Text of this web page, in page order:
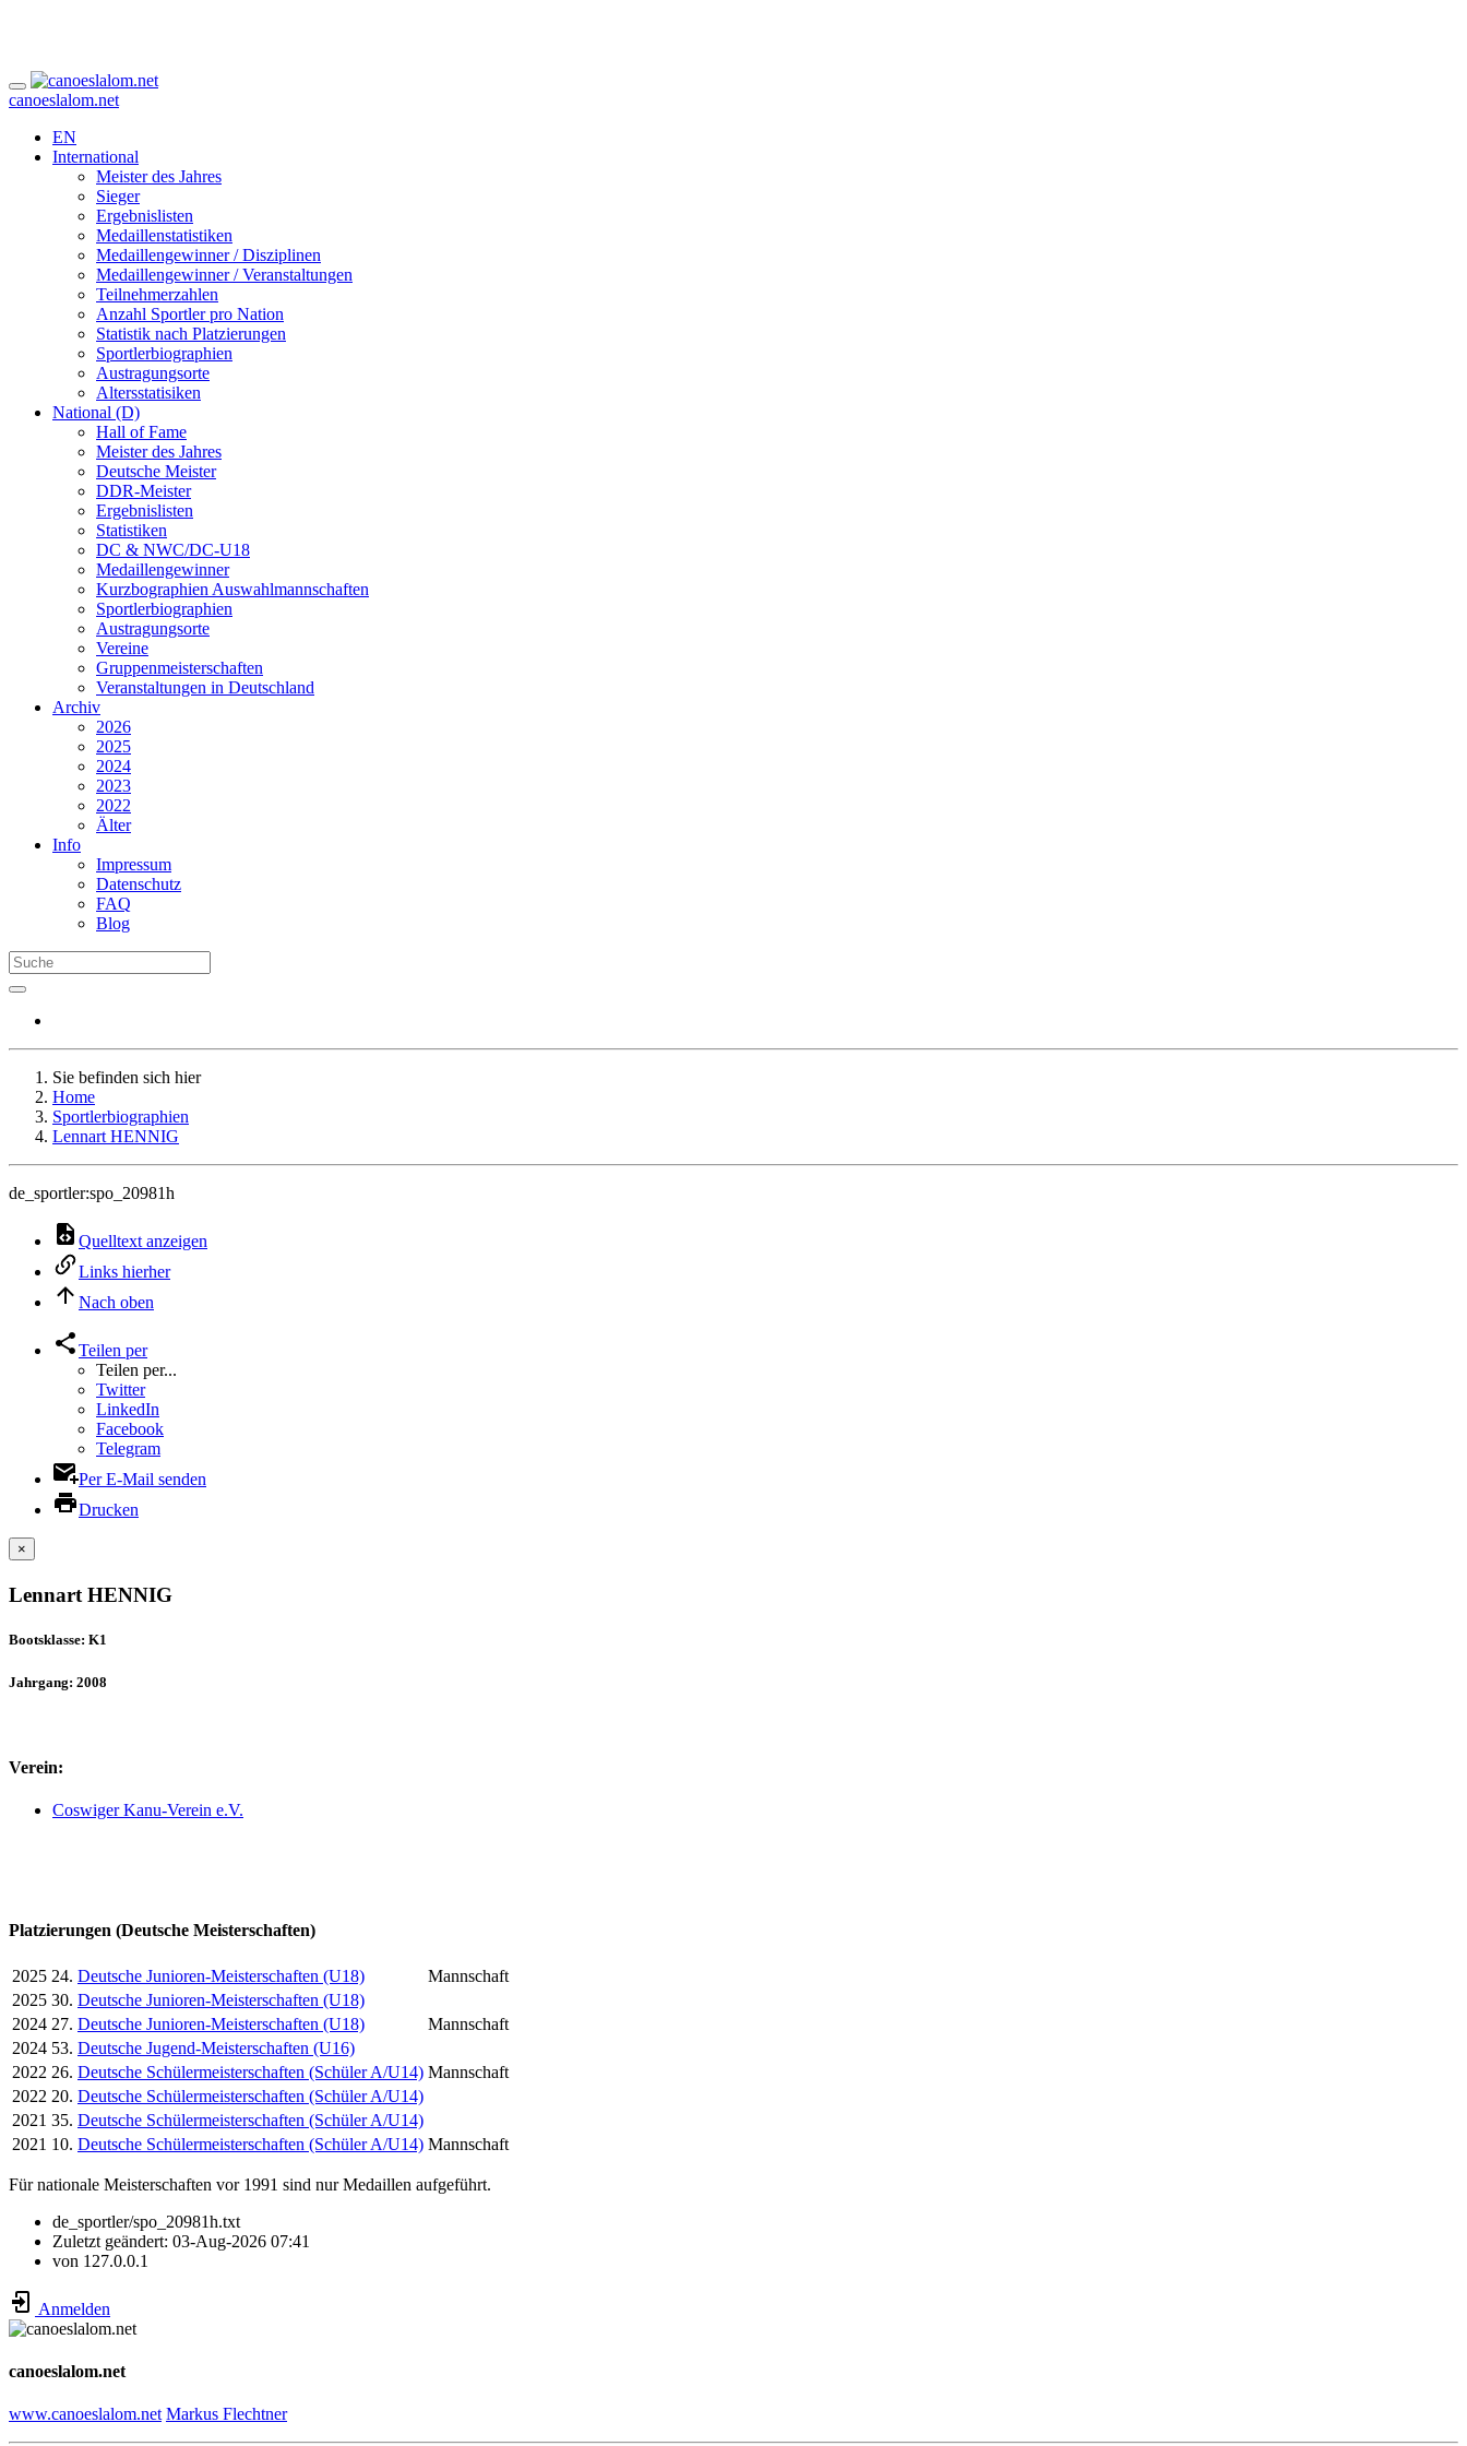
canoeslalom.net
EN
International
Meister des Jahres
Sieger
Ergebnislisten
Medaillenstatistiken
Medaillengewinner / Disziplinen
Medaillengewinner / Veranstaltungen
Teilnehmerzahlen
Anzahl Sportler pro Nation
Statistik nach Platzierungen
Sportlerbiographien
Austragungsorte
Altersstatisiken
National (D)
Hall of Fame
Meister des Jahres
Deutsche Meister
DDR-Meister
Ergebnislisten
Statistiken
DC & NWC/DC-U18
Medaillengewinner
Kurzbographien Auswahlmannschaften
Sportlerbiographien
Austragungsorte
Vereine
Gruppenmeisterschaften
Veranstaltungen in Deutschland
Archiv
2026
2025
2024
2023
2022
Älter
Info
Impressum
Datenschutz
FAQ
Blog
Sie befinden sich hier
Home
Sportlerbiographien
Lennart HENNIG
de_sportler:spo_20981h
Quelltext anzeigen
Links hierher
Nach oben
Teilen per
Teilen per...
Twitter
LinkedIn
Facebook
Telegram
Per E-Mail senden
Drucken
×
Lennart HENNIG
Bootsklasse: K1
Jahrgang: 2008
Verein:
Coswiger Kanu-Verein e.V.
Platzierungen (Deutsche Meisterschaften)
2025 24. Deutsche Junioren-Meisterschaften (U18)
Mannschaft
2025 30. Deutsche Junioren-Meisterschaften (U18)
2024 27. Deutsche Junioren-Meisterschaften (U18)
Mannschaft
2024 53. Deutsche Jugend-Meisterschaften (U16)
2022 26. Deutsche Schülermeisterschaften (Schüler A/U14) Mannschaft
2022 20. Deutsche Schülermeisterschaften (Schüler A/U14)
2021 35. Deutsche Schülermeisterschaften (Schüler A/U14)
2021 10. Deutsche Schülermeisterschaften (Schüler A/U14) Mannschaft
Für nationale Meisterschaften vor 1991 sind nur Medaillen aufgeführt.
de_sportler/spo_20981h.txt
Zuletzt geändert: 03-Aug-2026 07:41
von 127.0.0.1
Anmelden
canoeslalom.net
www.canoeslalom.net Markus Flechtner